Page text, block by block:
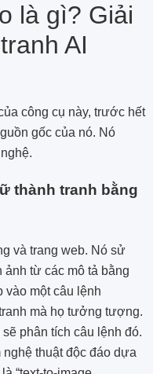
là gì? Giải
AI
công cụ này, trước hết
gốc của nó. Nó
thành tranh bằng
và trang web. Nó sử
ảnh từ các mô tả bằng
vào một câu lệnh
mà họ tưởng tượng.
sẽ phân tích câu lệnh đó.
nghệ thuật độc đáo dựa